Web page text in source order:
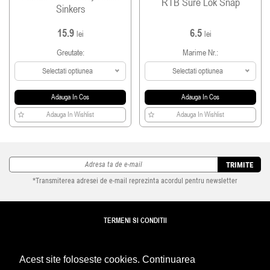
Acest site foloseste cookies. Continuarea
Sinkers
15.9 lei
Greutate:
Selectati optiunea
Adauga In Cos
Adauga In Wishlist
6.5 lei
Marime Nr.:
Selectati optiunea
Adauga In Cos
Adauga In Wishlist
TERMENI SI CONDITII
DETALII REVANZATORI
TRIMITE
*Transmiterea adresei de e-mail reprezinta acordul pentru newsletter